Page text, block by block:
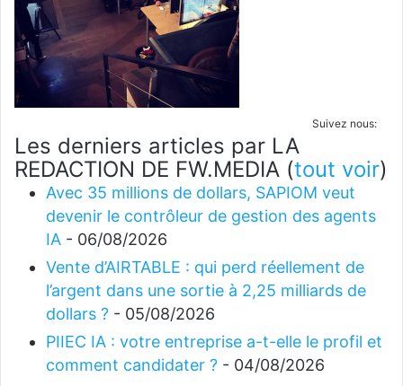
Suivez nous:
Les derniers articles par LA
REDACTION DE FW.MEDIA (tout voir)
Avec 35 millions de dollars, SAPIOM veut
devenir le contrôleur de gestion des agents
IA - 06/08/2026
Vente d’AIRTABLE : qui perd réellement de
l’argent dans une sortie à 2,25 milliards de
dollars ? - 05/08/2026
PIIEC IA : votre entreprise a-t-elle le profil et
comment candidater ? - 04/08/2026